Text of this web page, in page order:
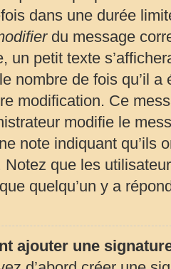
dans une durée
du message
un petit texte
nombre de fois qu’il
modification. Ce
modifie le
note indiquant qu’ils
Notez que les
quelqu’un y a
ajouter une